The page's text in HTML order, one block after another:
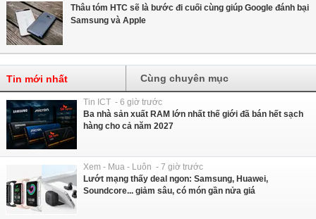
Thâu tóm HTC sẽ là bước đi cuối cùng giúp Google đánh bại
Samsung và Apple
Tin mới nhất Cùng chuyên mục
Tin ICT - 6 giờ trước
Ba nhà sản xuất RAM lớn nhất thế giới đã bán hết sạch
hàng cho cả năm 2027
Xem - Mua - Luôn - 7 giờ trước
Lướt mạng thấy deal ngon: Samsung, Huawei,
Soundcore... giảm sâu, có món gần nửa giá